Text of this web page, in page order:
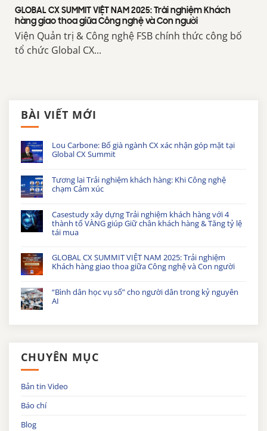
GLOBAL CX SUMMIT VIỆT NAM 2025: Trải nghiệm Khách
hàng giao thoa giữa Công nghệ và Con người
Viện Quản trị & Công nghệ FSB chính thức công bố
tổ chức Global CX...
BÀI VIẾT MỚI
Lou Carbone: Bố già ngành CX xác nhận góp mặt tại
Global CX Summit
Tương lai Trải nghiệm khách hàng: Khi Công nghệ
chạm Cảm xúc
Casestudy xây dựng Trải nghiệm khách hàng với 4
thành tố VÀNG giúp Giữ chân khách hàng & Tăng tỷ lệ
tái mua
GLOBAL CX SUMMIT VIỆT NAM 2025: Trải nghiệm
Khách hàng giao thoa giữa Công nghệ và Con người
“Bình dân học vụ số” cho người dân trong kỷ nguyên
AI
CHUYÊN MỤC
Bản tin Video
Báo chí
Blog